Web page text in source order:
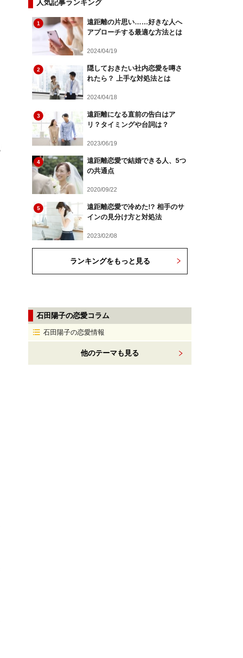
人気記事ランキング
1
遠距離の片思い……好きな人へ
アプローチする最適な方法とは
2024/04/19
2
隠しておきたい社内恋愛を噂さ
れたら？ 上手な対処法とは
2024/04/18
3
遠距離になる直前の告白はア
リ？タイミングや台詞は？
2023/06/19
4
遠距離恋愛で結婚できる人、5つ
の共通点
2020/09/22
5
遠距離恋愛で冷めた!? 相手のサ
インの見分け方と対処法
2023/02/08
ランキングをもっと見る
石田陽子の恋愛コラム
石田陽子の恋愛情報
他のテーマも見る